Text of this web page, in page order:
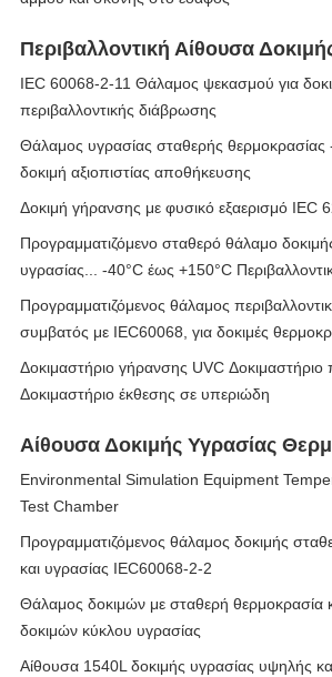
Περιβαλλοντική Αίθουσα
IEC 60068-2-11 Θάλαμος ψεκασμού για
περιβαλλοντικής διάβρωσης
Θάλαμος υγρασίας σταθερής
δοκιμή αξιοπιστίας αποθήκευσης
Δοκιμή γήρανσης με φυσικό εξαερισμό IEC
Προγραμματιζόμενο σταθερό θάλαμο
υγρασίας... -40°C έως +150°C
Προγραμματιζόμενος θάλαμος
συμβατός με IEC60068, για δοκιμές
Δοκιμαστήριο γήρανσης UVC Δοκιμαστήριο
Δοκιμαστήριο έκθεσης σε υπεριώδη
Αίθουσα Δοκιμής Υγρασίας
Environmental Simulation Equipment
Test Chamber
Προγραμματιζόμενος θάλαμος δοκιμής
και υγρασίας IEC60068-2-2
Θάλαμος δοκιμών με σταθερή θερμοκρασία
δοκιμών κύκλου υγρασίας
Αίθουσα 1540L δοκιμής υγρασίας υψηλής